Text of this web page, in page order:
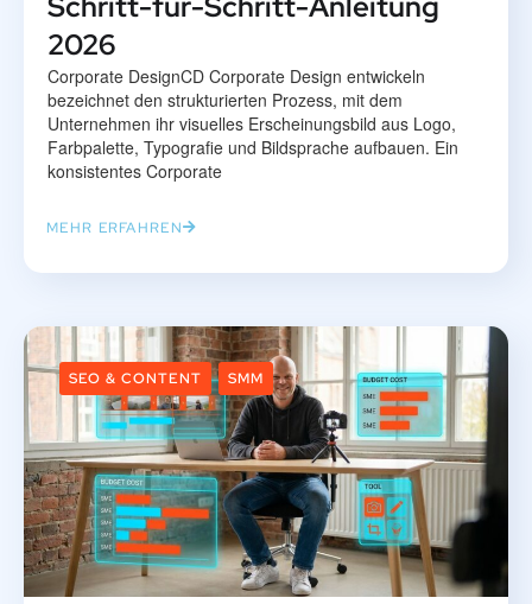
2026
Corporate DesignCD Corporate Design entwickeln
bezeichnet den strukturierten Prozess, mit dem
Unternehmen ihr visuelles Erscheinungsbild aus Logo,
Farbpalette, Typografie und Bildsprache aufbauen. Ein
konsistentes Corporate
MEHR ERFAHREN
SEO & CONTENT SMM